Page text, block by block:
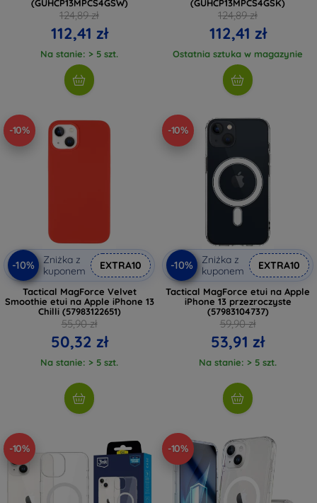
(GUHCP13MPCS4GSW)
124,89 zł
112,41 zł
Na stanie: > 5 szt.
(GUHCP13MPCS4GSK)
124,89 zł
112,41 zł
Ostatnia sztuka w magazynie
-10%
-10%
Zniżka z
kuponem
EXTRA10
Tactical MagForce Velvet
Smoothie etui na Apple iPhone 13
Chilli (57983122651)
55,90 zł
50,32 zł
Na stanie: > 5 szt.
-10%
-10%
Zniżka z
kuponem
EXTRA10
Tactical MagForce etui na Apple
iPhone 13 przezroczyste
(57983104737)
59,90 zł
53,91 zł
Na stanie: > 5 szt.
-10% -10%